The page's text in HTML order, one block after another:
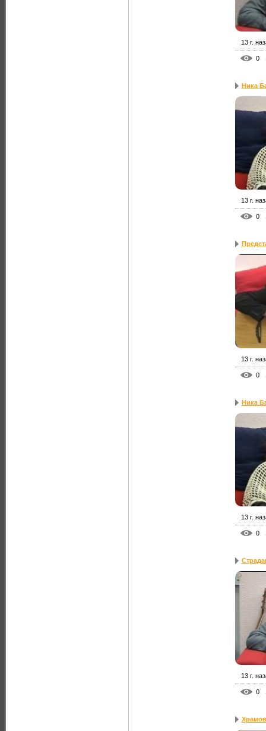
13 г.
0
Ника
13 г.
0
13 г.
0
Ника
13 г.
0
13 г.
0